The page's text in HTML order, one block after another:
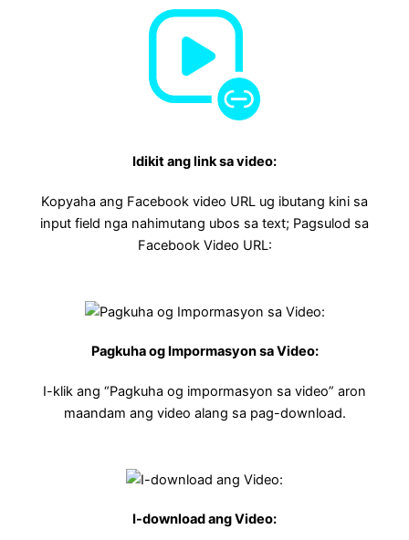
Idikit ang link sa video:
Kopyaha ang Facebook video URL ug ibutang kini sa
input field nga nahimutang ubos sa text; Pagsulod sa
Facebook Video URL:
Pagkuha og Impormasyon sa Video:
I-klik ang “Pagkuha og impormasyon sa video” aron
maandam ang video alang sa pag-download.
I-download ang Video: